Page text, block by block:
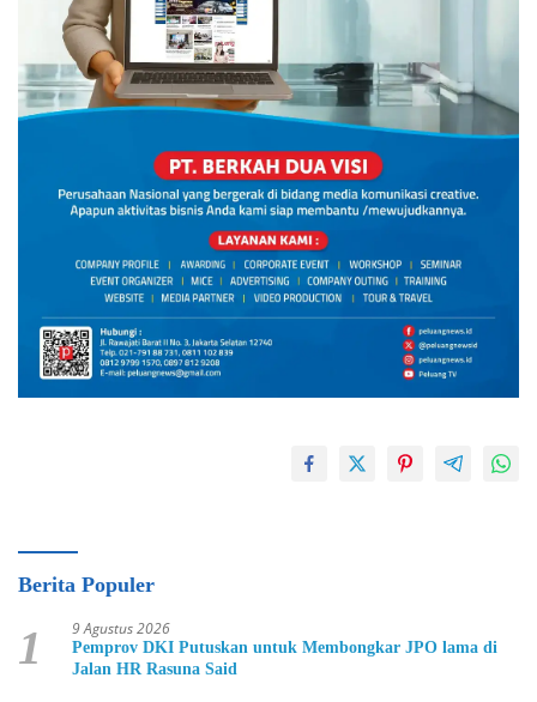
Berita Populer
1 9 Agustus 2026
Pemprov DKI Putuskan untuk Membongkar JPO lama di
Jalan HR Rasuna Said